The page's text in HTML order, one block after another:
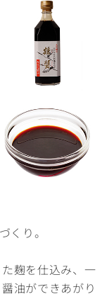
くり。
麹を仕込み、一
油ができあがり